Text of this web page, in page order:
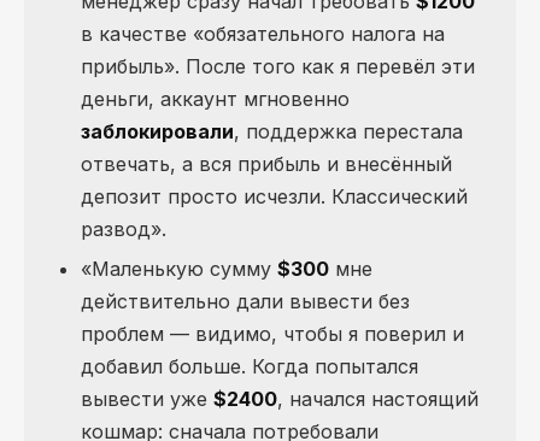
в качестве «обязательного налога на
прибыль». После того как я перевёл эти
деньги, аккаунт мгновенно
заблокировали, поддержка перестала
отвечать, а вся прибыль и внесённый
депозит просто исчезли. Классический
развод».
«Маленькую сумму $300 мне
действительно дали вывести без
проблем — видимо, чтобы я поверил и
добавил больше. Когда попытался
вывести уже $2400, начался настоящий
кошмар: сначала потребовали